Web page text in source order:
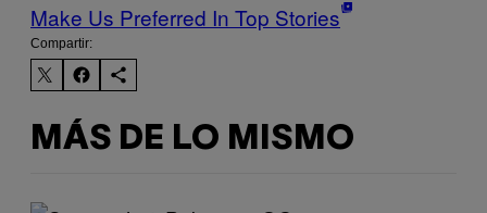
Make Us Preferred In Top Stories
Compartir:
MÁS DE LO MISMO